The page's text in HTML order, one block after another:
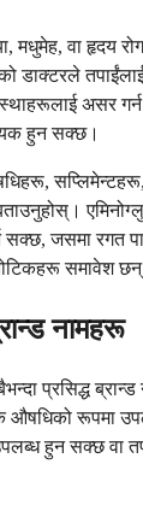
मधुमेह, वा हृदय
डाक्टरले
असर गर्न
हुन सक्छ।
जसमा रगत
समावेश
नामहरू
प्रसिद्ध ब्रान्ड
रूपमा
हुन सक्छ वा